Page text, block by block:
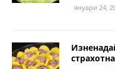
януари 24,